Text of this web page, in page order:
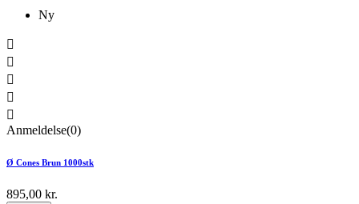
Ny





Anmeldelse(0)
Ø Cones Brun 1000stk
895,00 kr.